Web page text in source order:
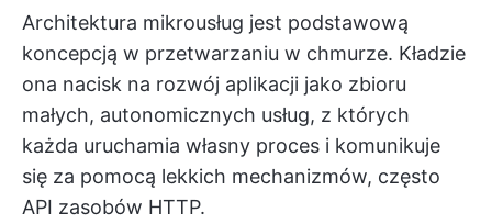
Architektura mikrousług jest podstawową
koncepcją w przetwarzaniu w chmurze. Kładzie
ona nacisk na rozwój aplikacji jako zbioru
małych, autonomicznych usług, z których
każda uruchamia własny proces i komunikuje
się za pomocą lekkich mechanizmów, często
API zasobów HTTP.